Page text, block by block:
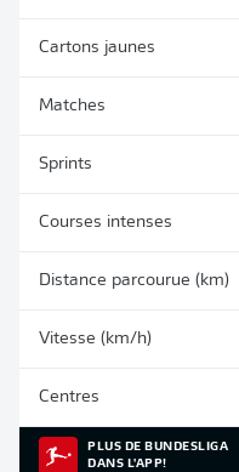
Cartons jaunes
Matches
Sprints
Courses intenses
Distance parcourue (km)
Vitesse (km/h)
Centres
PLUS DE BUNDESLIGA
DANS L'APP!